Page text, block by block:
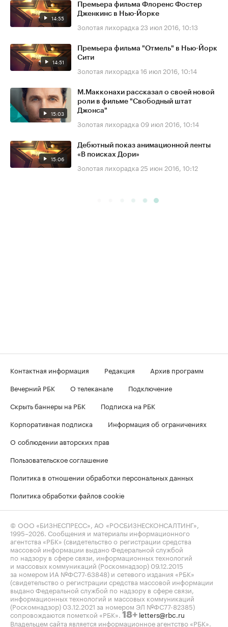
14:55
Премьера фильма Флоренс Фостер
Дженкинс в Нью-Йорке
Золотая лихорадка 23 июл 2016, 10:13
14:51
Премьера фильма "Отмель" в Нью-Йорк
Сити
Золотая лихорадка 16 июл 2016, 10:14
15:03
М.Макконахи рассказал о своей новой
роли в фильме "Свободный штат
Джонса"
Золотая лихорадка 09 июл 2016, 10:14
15:06
Дебютный показ анимационной ленты
«В поисках Дори»
Золотая лихорадка 25 июн 2016, 10:12
Контактная информация Редакция
Архив программ
Вечерний РБК
О телеканале
Подключение
Скрыть баннеры на РБК
Подписка на РБК
Корпоративная подписка
Информация об ограничениях
О соблюдении авторских прав
Пользовательское соглашение
Политика в отношении обработки персональных данных
Политика обработки файлов cookie
© ООО «БИЗНЕСПРЕСС», АО «РОСБИЗНЕСКОНСАЛТИНГ»,
1995–2026 . Сообщения и материалы информационного
агентства «РБК» (свидетельство о регистрации средства
массовой информации выдано Федеральной службой
по надзору в сфере связи, информационных технологий
и массовых коммуникаций (Роскомнадзор) 09.12.2015
за номером ИА №ФС77-63848) и сетевого издания «РБК»
(свидетельство о регистрации средства массовой информации
выдано Федеральной службой по надзору в сфере связи,
информационных технологий и массовых коммуникаций
(Роскомнадзор) 03.12.2021 за номером ЭЛ №ФС77-82385)
сопровождаются пометкой «РБК». 18+ letters@rbc.ru
Владельцем сайта является информационное агентство «РБК».